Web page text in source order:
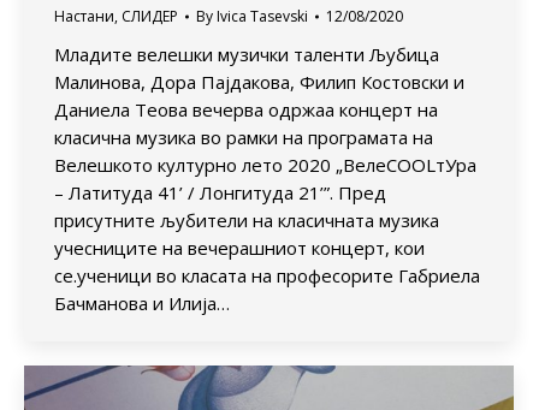
Настани, СЛИДЕР By Ivica Tasevski 12/08/2020
Младите велешки музички таленти Љубица
Малинова, Дора Пајдакова, Филип Костовски и
Даниела Теова вечерва одржаа концерт на
класична музика во рамки на програмата на
Велешкото културно лето 2020 „ВелеСOOLтУра
– Латитуда 41’ / Лонгитуда 21’”. Пред
присутните љубители на класичната музика
учесниците на вечерашниот концерт, кои
се.ученици во класата на професорите Габриела
Бачманова и Илија…